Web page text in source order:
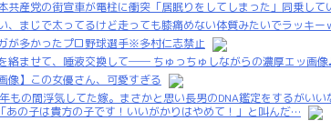
共産党の街宣車が電柱に衝突「居眠りをしてしまった」同乗し
、まじで太ってるけど走っても膝痛めない体質みたいでラッキー
が多かったプロ野球選手※多村仁志禁止
絡ませて、唾液交換して── ちゅっちゅしながらの濃厚エッ画像
画像】この女優さん、可愛すぎる
もの間浮気してた嫁。まさかと思い長男のDNA鑑定をするがい
あの子は貴方の子です！いいがかりはやめて！」と叫んだ…